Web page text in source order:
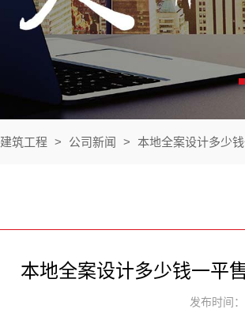
建筑工程 > 公司新闻 > 本地全案设计多少
本地全案设计多少钱一平
发布时间